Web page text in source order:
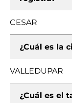
CESAR
¿Cuál es la
VALLEDUPAR
¿Cuál es el